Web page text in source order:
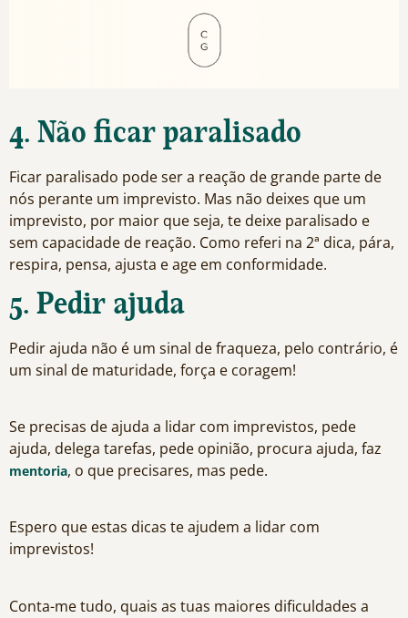
4. Não ficar paralisado
Ficar paralisado pode ser a reação de grande parte de
nós perante um imprevisto. Mas não deixes que um
imprevisto, por maior que seja, te deixe paralisado e
sem capacidade de reação. Como referi na 2ª dica, pára,
respira, pensa, ajusta e age em conformidade.
5. Pedir ajuda
Pedir ajuda não é um sinal de fraqueza, pelo contrário, é
um sinal de maturidade, força e coragem!
Se precisas de ajuda a lidar com imprevistos, pede
ajuda, delega tarefas, pede opinião, procura ajuda, faz
mentoria, o que precisares, mas pede.
Espero que estas dicas te ajudem a lidar com
imprevistos!
Conta-me tudo, quais as tuas maiores dificuldades a